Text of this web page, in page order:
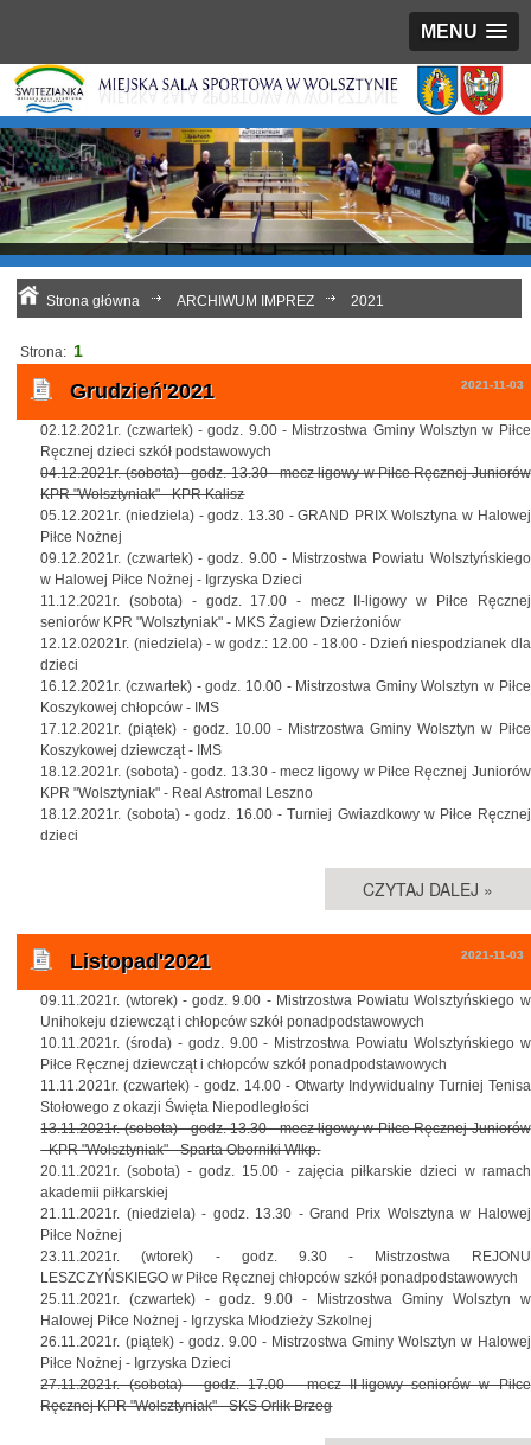
MENU
Strona główna ARCHIWUM IMPREZ 2021
Strona: 1
Grudzień'2021 2021-11-03
02.12.2021r. (czwartek) - godz. 9.00 - Mistrzostwa Gminy Wolsztyn w Piłce
Ręcznej dzieci szkół podstawowych
04.12.2021r. (sobota) - godz. 13.30 - mecz ligowy w Piłce Ręcznej Juniorów
KPR "Wolsztyniak" - KPR Kalisz
05.12.2021r. (niedziela) - godz. 13.30 - GRAND PRIX Wolsztyna w Halowej
Piłce Nożnej
09.12.2021r. (czwartek) - godz. 9.00 - Mistrzostwa Powiatu Wolsztyńskiego
w Halowej Piłce Nożnej - Igrzyska Dzieci
11.12.2021r. (sobota) - godz. 17.00 - mecz II-ligowy w Piłce Ręcznej
seniorów KPR "Wolsztyniak" - MKS Żagiew Dzierżoniów
12.12.02021r. (niedziela) - w godz.: 12.00 - 18.00 - Dzień niespodzianek dla
dzieci
16.12.2021r. (czwartek) - godz. 10.00 - Mistrzostwa Gminy Wolsztyn w Piłce
Koszykowej chłopców - IMS
17.12.2021r. (piątek) - godz. 10.00 - Mistrzostwa Gminy Wolsztyn w Piłce
Koszykowej dziewcząt - IMS
18.12.2021r. (sobota) - godz. 13.30 - mecz ligowy w Piłce Ręcznej Juniorów
KPR "Wolsztyniak" - Real Astromal Leszno
18.12.2021r. (sobota) - godz. 16.00 - Turniej Gwiazdkowy w Piłce Ręcznej
dzieci
CZYTAJ DALEJ »
Listopad'2021 2021-11-03
09.11.2021r. (wtorek) - godz. 9.00 - Mistrzostwa Powiatu Wolsztyńskiego w
Unihokeju dziewcząt i chłopców szkół ponadpodstawowych
10.11.2021r. (środa) - godz. 9.00 - Mistrzostwa Powiatu Wolsztyńskiego w
Piłce Ręcznej dziewcząt i chłopców szkół ponadpodstawowych
11.11.2021r. (czwartek) - godz. 14.00 - Otwarty Indywidualny Turniej Tenisa
Stołowego z okazji Święta Niepodległości
13.11.2021r. (sobota) - godz. 13.30 - mecz ligowy w Piłce Ręcznej Juniorów
- KPR "Wolsztyniak" - Sparta Oborniki Wlkp.
20.11.2021r. (sobota) - godz. 15.00 - zajęcia piłkarskie dzieci w ramach
akademii piłkarskiej
21.11.2021r. (niedziela) - godz. 13.30 - Grand Prix Wolsztyna w Halowej
Piłce Nożnej
23.11.2021r. (wtorek) - godz. 9.30 - Mistrzostwa REJONU
LESZCZYŃSKIEGO w Piłce Ręcznej chłopców szkół ponadpodstawowych
25.11.2021r. (czwartek) - godz. 9.00 - Mistrzostwa Gminy Wolsztyn w
Halowej Piłce Nożnej - Igrzyska Młodzieży Szkolnej
26.11.2021r. (piątek) - godz. 9.00 - Mistrzostwa Gminy Wolsztyn w Halowej
Piłce Nożnej - Igrzyska Dzieci
27.11.2021r. (sobota) - godz. 17.00 - mecz II-ligowy seniorów w Piłce
Ręcznej KPR "Wolsztyniak" - SKS Orlik Brzeg